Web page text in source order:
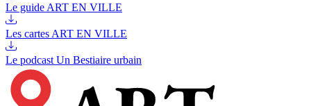
Le guide ART EN VILLE
Les cartes ART EN VILLE
Le podcast Un Bestiaire urbain